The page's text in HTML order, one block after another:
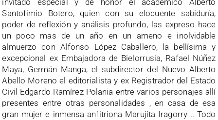
invitado especial y de honor el académico Alberto
Santofimio Botero, quien con su elocuente sabiduría,
poder de reflexión y análisis profundo, las expreso hace
un poco mas de un año en un ameno e inolvidable
almuerzo con Alfonso López Caballero, la bellísima y
excepcional ex Embajadora de Bielorrusia, Rafael Núñez
Maya, Germán Manga, el subdirector del Nuevo Alberto
Abello Moreno el editorialista y ex Registrador del Estado
Civil Edgardo Ramírez Polania entre varios personajes allí
presentes entre otras personalidades , en casa de esa
gran mujer e inmensa anfitriona Marujita Iragorry .. Todo